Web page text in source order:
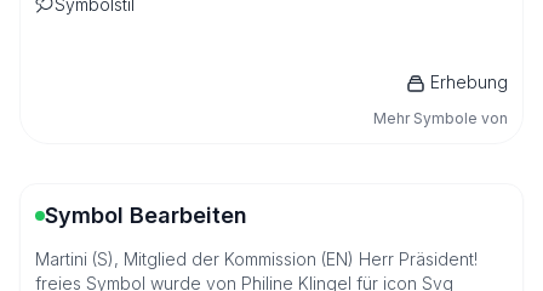
Symbolstil
Erhebung
Mehr Symbole von
Symbol Bearbeiten
Martini (S), Mitglied der Kommission (EN) Herr Präsident!
freies Symbol wurde von Philine Klingel für icon Svg